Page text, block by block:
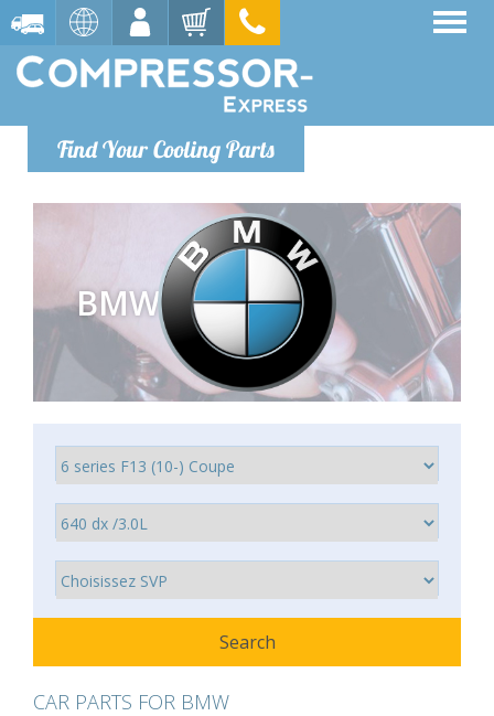
Find Your Cooling Parts
BMW
CAR PARTS FOR BMW